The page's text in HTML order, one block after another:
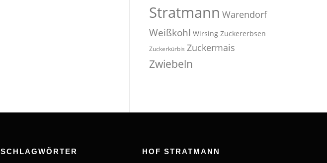
Stratmann Warendorf
Weißkohl Wirsing Zuckererbsen
Zuckerkürbis Zuckermais
Zwiebeln
SCHLAGWÖRTER HOF STRATMANN